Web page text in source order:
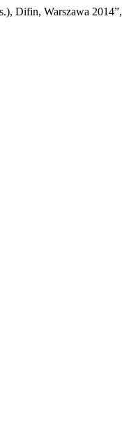
Difin, Warszawa 2014”,